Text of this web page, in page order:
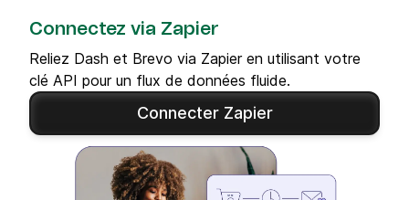
Connectez via Zapier
Reliez Dash et Brevo via Zapier en utilisant votre
clé API pour un flux de données fluide.
Connecter Zapier